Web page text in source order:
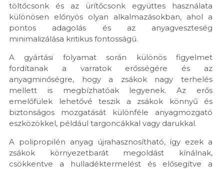
töltőcsonk és az ürítőcsonk együttes használata
különösen előnyös olyan alkalmazásokban, ahol a
pontos adagolás és az anyagveszteség
minimalizálása kritikus fontosságú.
A gyártási folyamat során különös figyelmet
fordítanak a varratok erősségére és az
anyagminőségre, hogy a zsákok nagy terhelés
mellett is megbízhatóak legyenek. Az erős
emelőfülek lehetővé teszik a zsákok könnyű és
biztonságos mozgatását különféle anyagmozgató
eszközökkel, például targoncákkal vagy darukkal.
A polipropilén anyag újrahasznosítható, így ezek a
zsákok környezetbarát megoldást kínálnak,
csökkentve a hulladéktermelést és elősegítve a